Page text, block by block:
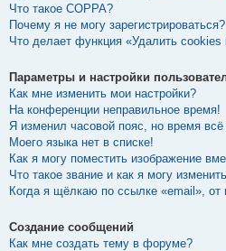
Что такое COPPA?
Почему я не могу зарегистрироваться?
Что делает функция «Удалить cookies
Параметры и настройки
Как мне изменить мои настройки?
На конференции неправильное время!
Я изменил часовой пояс, но время
Моего языка нет в списке!
Как я могу поместить изображение
Что такое звание и как я могу
Когда я щёлкаю по ссылке «email»,
Создание сообщений
Как мне создать тему в форуме?